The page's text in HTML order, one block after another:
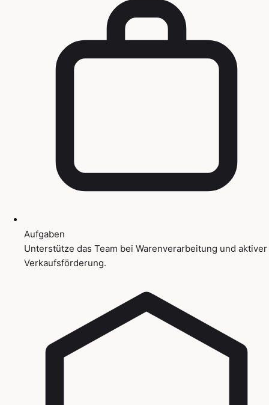
Aufgaben
Unterstütze das Team bei Warenverarbeitung und aktiver
Verkaufsförderung.